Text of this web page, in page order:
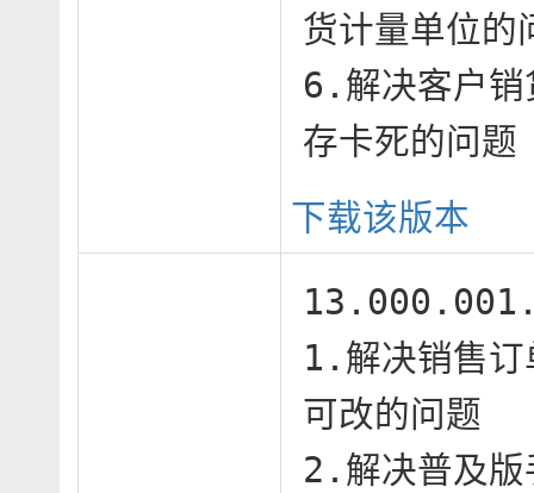
货计量单位的
6.解决客户销
存卡死的问题
下载该版本
1.解决销售订
可改的问题
2.解决普及版